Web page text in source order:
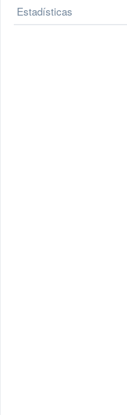
Estadísticas